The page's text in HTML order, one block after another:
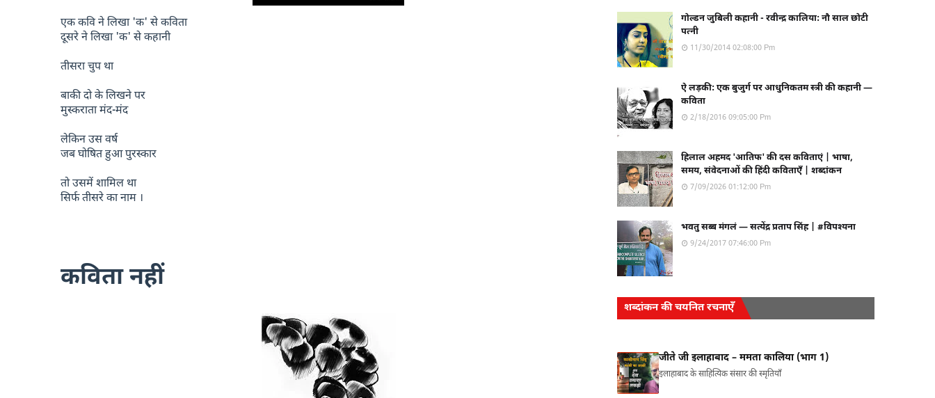
एक कवि ने लिखा 'क' से कविता
दूसरे ने लिखा 'क' से कहानी
तीसरा चुप था
बाकी दो के लिखने पर
मुस्कराता मंद-मंद
लेकिन उस वर्ष
जब घोषित हुआ पुरस्कार
तो उसमें शामिल था
सिर्फ तीसरे का नाम ।
कविता नहीं
गोल्डन जुबिली कहानी - रवीन्द्र कालिया: नौ साल छोटी
पत्नी
11/30/2014 02:08:00 Pm
ऐ लड़की: एक बुजुर्ग पर आधुनिकतम स्त्री की कहानी —
कविता
2/18/2016 09:05:00 Pm
हिलाल अहमद 'आतिफ' की दस कविताएं | भाषा,
समय, संवेदनाओं की हिंदी कविताएँ | शब्दांकन
7/09/2026 01:12:00 Pm
भवतु सब्ब मंगलं — सत्येंद्र प्रताप सिंह | #विपश्यना
9/24/2017 07:46:00 Pm
शब्दांकन की चयनित रचनाएँ
जीते जी इलाहाबाद – ममता कालिया (भाग 1)
इलाहाबाद के साहित्यिक संसार की स्मृतियाँ